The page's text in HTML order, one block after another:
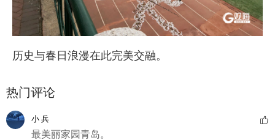
历史与春日浪漫在此完美交融。
热门评论
小 兵
最美丽家园青岛。